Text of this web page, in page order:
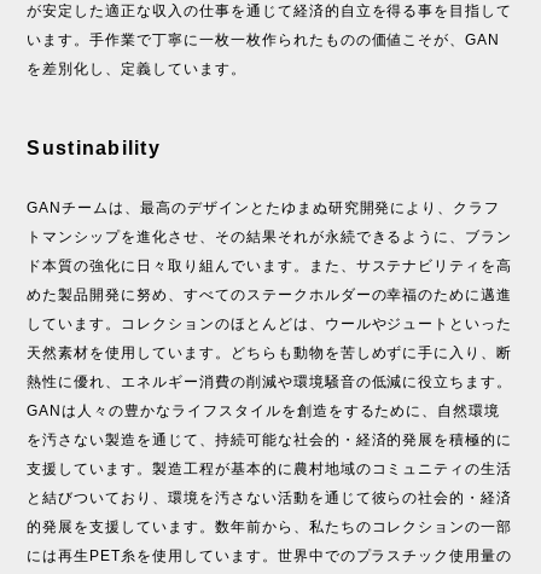
が安定した適正な収入の仕事を通じて経済的自立を得る事を目指して
います。手作業で丁寧に一枚一枚作られたものの価値こそが、GAN
を差別化し、定義しています。
Sustinability
GANチームは、最高のデザインとたゆまぬ研究開発により、クラフ
トマンシップを進化させ、その結果それが永続できるように、ブラン
ド本質の強化に日々取り組んでいます。また、サステナビリティを高
めた製品開発に努め、すべてのステークホルダーの幸福のために邁進
しています。コレクションのほとんどは、ウールやジュートといった
天然素材を使用しています。どちらも動物を苦しめずに手に入り、断
熱性に優れ、エネルギー消費の削減や環境騒音の低減に役立ちます。
GANは人々の豊かなライフスタイルを創造をするために、自然環境
を汚さない製造を通じて、持続可能な社会的・経済的発展を積極的に
支援しています。製造工程が基本的に農村地域のコミュニティの生活
と結びついており、環境を汚さない活動を通じて彼らの社会的・経済
的発展を支援しています。数年前から、私たちのコレクションの一部
には再生PET糸を使用しています。世界中でのプラスチック使用量の